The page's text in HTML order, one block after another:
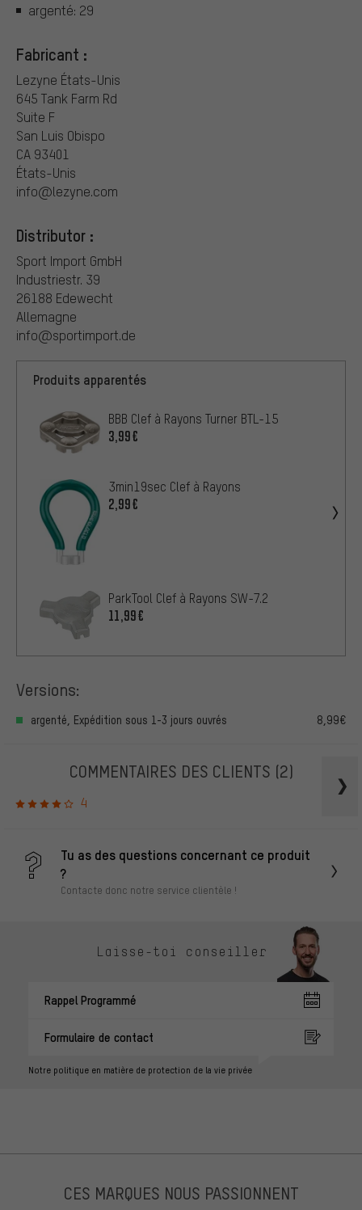
argenté: 29
Fabricant :
Lezyne États-Unis
645 Tank Farm Rd
Suite F
San Luis Obispo
CA 93401
États-Unis
info@lezyne.com
Distributor :
Sport Import GmbH
Industriestr. 39
26188 Edewecht
Allemagne
info@sportimport.de
Produits apparentés
BBB Clef à Rayons Turner BTL-15
3,99€
3min19sec Clef à Rayons
2,99€
ParkTool Clef à Rayons SW-7.2
11,99€
Versions:
argenté, Expédition sous 1-3 jours ouvrés 8,99€
COMMENTAIRES DES CLIENTS (2)
4
Tu as des questions concernant ce produit
?
Contacte donc notre service clientèle !
Laisse-toi conseiller
Rappel Programmé
Formulaire de contact
Notre politique en matière de protection de la vie privée
CES MARQUES NOUS PASSIONNENT